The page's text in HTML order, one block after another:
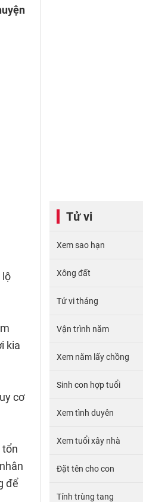
lộ
kia
cơ
tổn
để
Tử vi
Xem sao hạn
Xông đất
Tử vi tháng
Vận trình năm
Xem năm lấy chồng
Sinh con hợp tuổi
Xem tình duyên
Xem tuổi xây nhà
Đặt tên cho con
Tính trùng tang